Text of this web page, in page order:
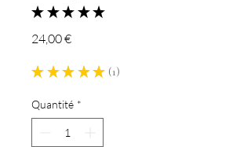
★ ★ ★ ★ ★
24,00 €Prix
★ ★ ★ ★ ★ 1
1
Quantité *